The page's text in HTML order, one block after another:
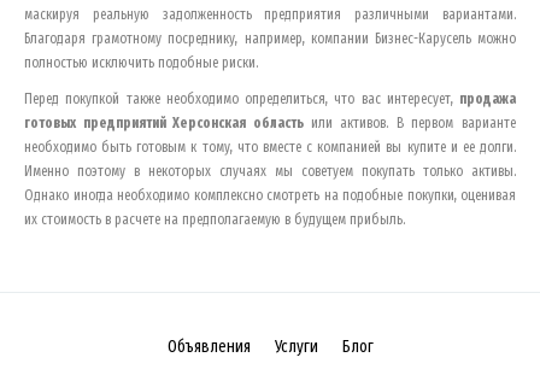
маскируя реальную задолженность предприятия различными вариантами.
Благодаря грамотному посреднику, например, компании Бизнес-Карусель можно
полностью исключить подобные риски.
Перед покупкой также необходимо определиться, что вас интересует, продажа
готовых предприятийХерсонская область или активов. В первом варианте
необходимо быть готовым к тому, что вместе с компанией вы купите и ее долги.
Именно поэтому в некоторых случаях мы советуем покупать только активы.
Однако иногда необходимо комплексно смотреть на подобные покупки, оценивая
их стоимость в расчете на предполагаемую в будущем прибыль.
Объявления Услуги Блог